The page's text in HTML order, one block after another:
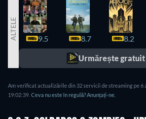
ALTELE 9.5 8.7 8.2
Urmărește gratuit
Am verificat actualizările din 32 servicii de streaming pe 6
19:02:39. Ceva nu este în regulă? Anunțați-ne.